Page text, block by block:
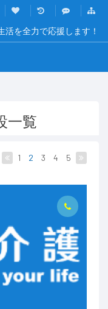
活を全力で応援します！
一覧
1 2 3 4 5